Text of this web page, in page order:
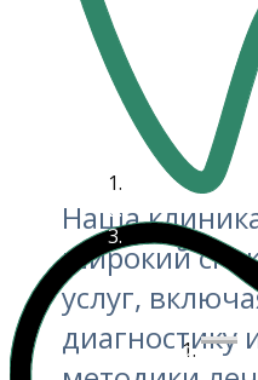
Наша
широкий
услуг,
диагностику